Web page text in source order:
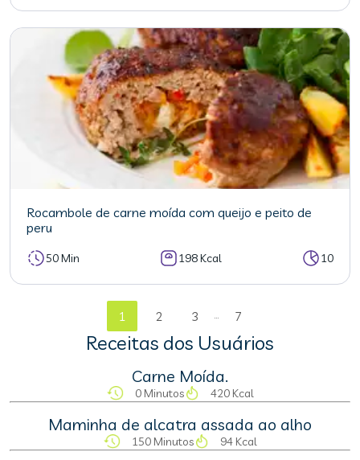
Rocambole de carne moída com queijo e peito de
peru
50 Min 198 Kcal 10
1 2 3 ... 7
Receitas dos Usuários
Carne Moída.
0 Minutos 420 Kcal
Maminha de alcatra assada ao alho
150 Minutos 94 Kcal